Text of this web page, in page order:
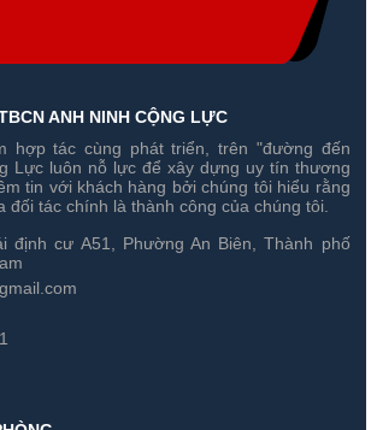
16 Kênh
Đầu Ghi Hình IP Samsung
QRN-410/CAP 4 Kênh
Gía hãng : 8,783,000₫
6,148,100₫
ANH NINH CỘNG LỰC
hợp tác cùng phát triển, trên "đường đến
Lực luôn nỗ lực để xây dựng uy tín thương
tin với khách hàng bởi chúng tôi hiểu rằng
đối tác chính là thành công của chúng tôi.
định cư A51, Phường An Biên, Thành phố